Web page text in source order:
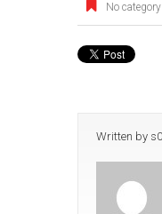
No category
Written by